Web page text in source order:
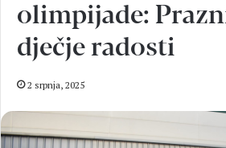
olimpijade:
dječje radosti
2 srpnja, 2025